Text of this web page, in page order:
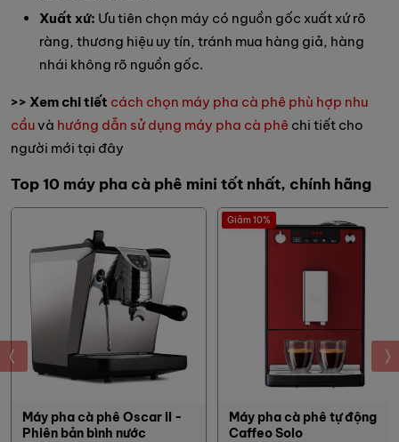
Xuất xứ: Ưu tiên chọn máy có nguồn gốc xuất xứ rõ
ràng, thương hiệu uy tín, tránh mua hàng giả, hàng
nhái không rõ nguồn gốc.
>> Xem chi tiết cách chọn máy pha cà phê phù hợp nhu
cầuvà hướng dẫn sử dụng máy pha cà phê chi tiết cho
người mới tại đây
Top 10 máy pha cà phê mini tốt nhất, chính hãng
Máy pha cà phê Oscar II -
Phiên bản bình nước
Máy pha cà phê tự động
Caffeo Solo
Giảm 10%
prev